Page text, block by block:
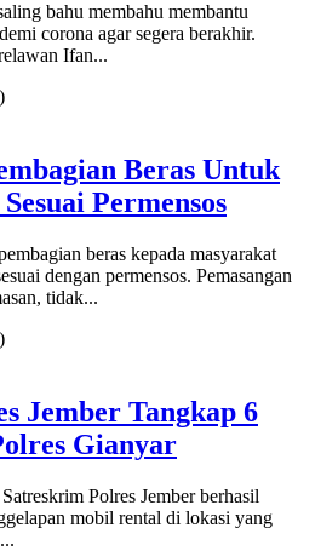
bahu membahu membantu
corona agar segera berakhir.
Ifan...
Beras Untuk
Permensos
beras kepada masyarakat
dengan permensos. Pemasangan
tidak...
Jember Tangkap 6
Gianyar
Polres Jember berhasil
mobil rental di lokasi yang